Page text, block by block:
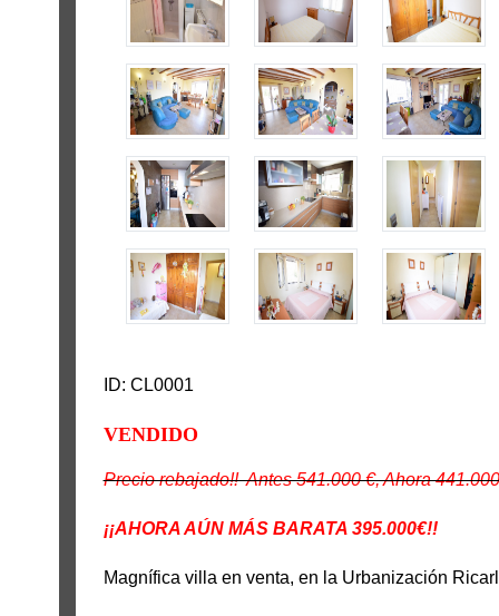
ID: CL0001
VENDIDO
Precio rebajado!! Antes 541.000 €, Ahora 441.000
¡¡AHORA AÚN MÁS BARATA 395.000€!!
Magnífica villa en venta, en la Urbanización